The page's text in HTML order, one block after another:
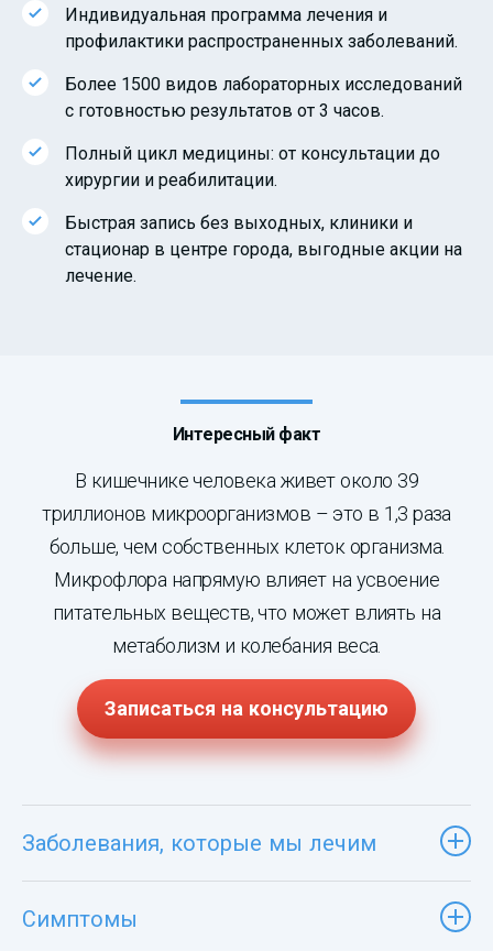
Индивидуальная программа лечения и
профилактики распространенных заболеваний.
Более 1500 видов лабораторных исследований
с готовностью результатов от 3 часов.
Полный цикл медицины: от консультации до
хирургии и реабилитации.
Быстрая запись без выходных, клиники и
стационар в центре города, выгодные акции на
лечение.
Интересный факт
В кишечнике человека живет около 39
триллионов микроорганизмов – это в 1,3 раза
больше, чем собственных клеток организма.
Микрофлора напрямую влияет на усвоение
питательных веществ, что может влиять на
метаболизм и колебания веса.
Записаться на консультацию
Заболевания, которые мы лечим
Симптомы